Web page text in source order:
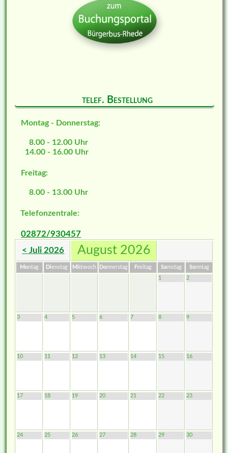
telef. Bestellung
Montag - Donnerstag:
8.00 - 12.00 Uhr
14.00 - 16.00 Uhr
Freitag:
8.00 - 13.00 Uhr
Telefonzentrale:
02872/930457
< Juli 2026 August 2026
Montag Dienstag Mittwoch Donnerstag Freitag Samstag Sonntag
1
2
3 4 5 6 7 8 9
10 11 12 13 14 15 16
17 18 19 20 21 22 23
24 25 26 27 28 29 30